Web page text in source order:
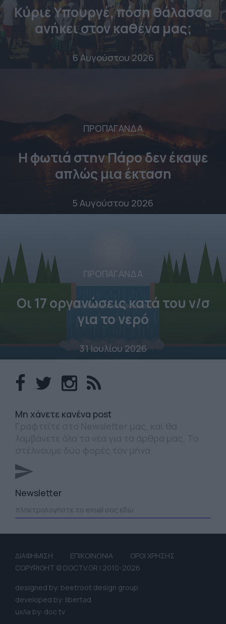
Κύριε Υπουργέ, πόση θάλασσα
ανήκει στον καθένα μας;
6 Αυγούστου 2026
ΠΡΟΠΑΓΑΝΔΑ
Η φωτιά στην Πάρο δεν έκαψε
απλώς μια έκταση
5 Αυγούστου 2026
ΠΡΟΠΑΓΑΝΔΑ
Οι 17 οργανώσεις κατά του ν/σ
για το νερό
31 Ιουλίου 2026
Mη χάνετε κανένα post
Newsletter
ΔΙΑΦΗΜΙΣΗ ΕΠΙΚΟΙΝΩΝΙΑ
ΟΡΟΙ ΧΡΗΣΗΣ
COPYRIGHT © DOCTV.GR | 2010-2026
designed by: beetroot design group
developed by: libertad
ux/ia by: doc tv